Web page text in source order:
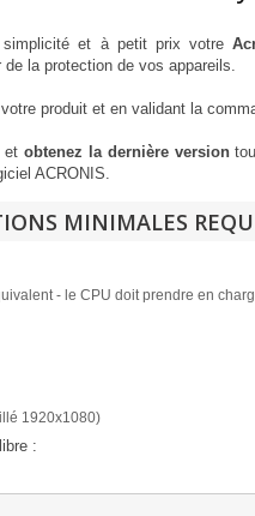
simplicité et à petit prix votre
la protection de vos appareils.
produit et en validant la
etobtenez la dernière version
ACRONIS.
MINIMALES
- le CPU doit prendre en
1920x1080)
: